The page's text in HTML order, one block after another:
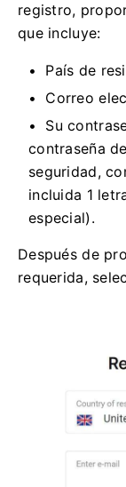
registro,
que incluye:
País de
Correo
Su
contraseña
seguridad,
incluida 1
especial).
Después de
requerida,